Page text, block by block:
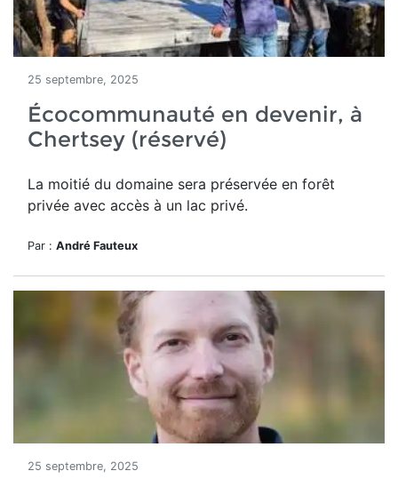
25 septembre, 2025
Écocommunauté en devenir, à
Chertsey (réservé)
La moitié du domaine sera préservée en forêt
privée avec accès à un lac privé.
Par : André Fauteux
25 septembre, 2025